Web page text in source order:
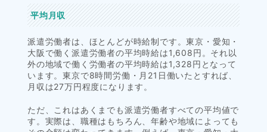
平均月収
派遣労働者は、ほとんどが時給制です。東京・愛知・
大阪で働く派遣労働者の平均時給は1,608円。それ以
外の地域で働く労働者の平均時給は1,328円となって
います。東京で8時間労働・月21日働いたとすれば、
月収は27万円程度になります。
ただ、これはあくまでも派遣労働者すべての平均値で
す。実際は、職種はもちろん、年齢や地域によっても